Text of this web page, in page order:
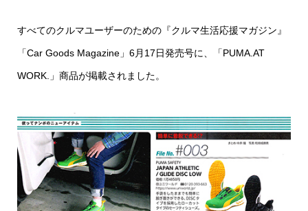
すべてのクルマユーザーのための『クルマ生活応援マガジン』
「Car Goods Magazine」6月17日発売号に、「PUMA.AT
WORK.」商品が掲載されました。